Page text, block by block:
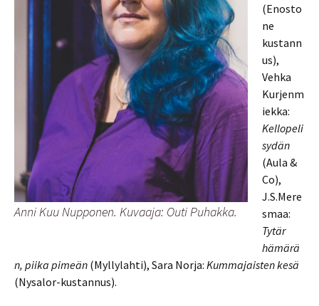
Anni Kuu Nupponen. Kuvaaja: Outi Puhakka.
(Enosto
ne
kustann
us),
Vehka
Kurjenm
iekka:
Kellopeli
sydän
(Aula &
Co),
J.S.Mere
smaa:
Tytär
hämärä
n, piika pimeän (Myllylahti), Sara Norja: Kummajaisten kesä
(Nysalor-kustannus).